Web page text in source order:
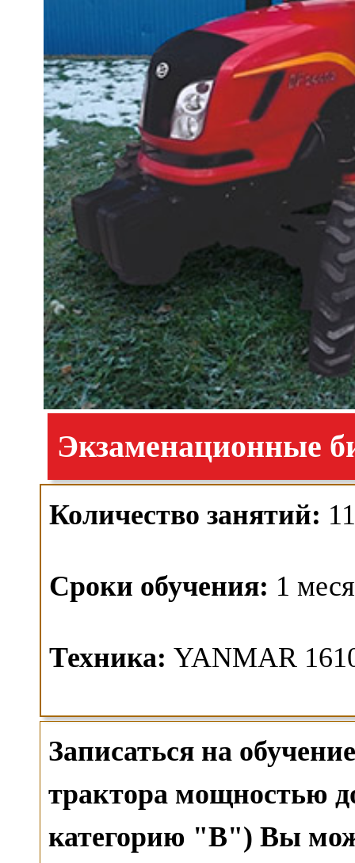
Экзаменационные
Количество занятий:
Сроки обучения: 1
Техника: YANMAR
Записаться на
трактора мощностью
категорию "B") Вы